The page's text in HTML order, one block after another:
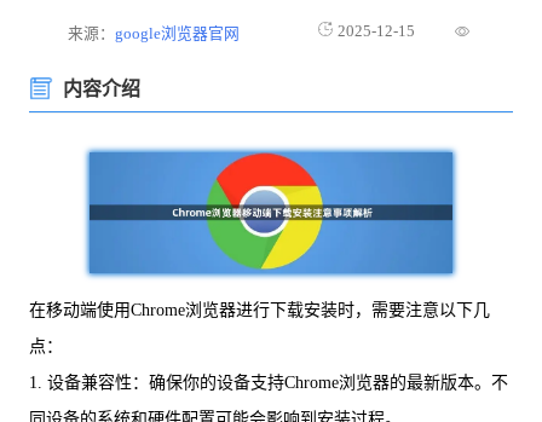
来源：google浏览器官网 2025-12-15
内容介绍
在移动端使用Chrome浏览器进行下载安装时，需要注意以下几
点：
1. 设备兼容性：确保你的设备支持Chrome浏览器的最新版本。不